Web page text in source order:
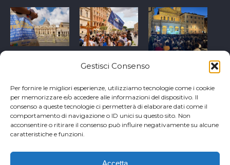
Gestisci Consenso
Per fornire le migliori esperienze, utilizziamo tecnologie come i cookie
per memorizzare e/o accedere alle informazioni del dispositivo. Il
consenso a queste tecnologie ci permetterà di elaborare dati come il
comportamento di navigazione o ID unici su questo sito. Non
acconsentire o ritirare il consenso può influire negativamente su alcune
caratteristiche e funzioni.
Accetta